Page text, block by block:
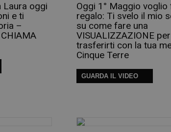
Laura oggi
e ti
–
Oggi 1° Maggio voglio
regalo: Ti svelo il mio
su come fare una
VISUALIZZAZIONE per
trasferirti con la tua
Cinque Terre
GUARDA IL VIDEO